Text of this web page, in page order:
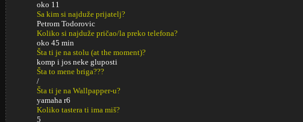
oko 11
Sa kim si najduže prijatelj?
Petrom Todorovic
Koliko si najduže pričao/la preko telefona?
oko 45 min
Šta ti je na stolu (at the moment)?
komp i jos neke gluposti
Šta to mene briga???
/
Šta ti je na Wallpapper-u?
yamaha r6
Koliko tastera ti ima miš?
5